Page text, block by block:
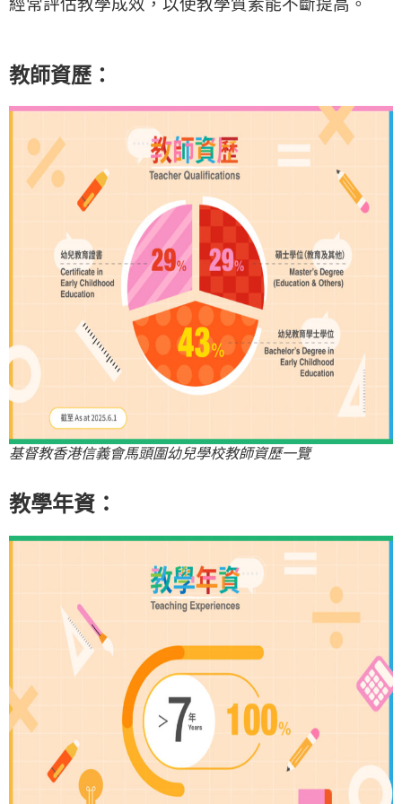
經常評估教學成效，以使教學質素能不斷提高。
教師資歷：
基督教香港信義會馬頭圍幼兒學校教師資歷一覽
教學年資：